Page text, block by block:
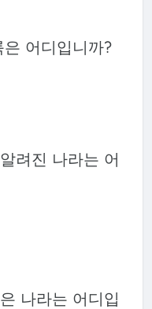
어디입니까?
려진 나라는 어
나라는 어디입